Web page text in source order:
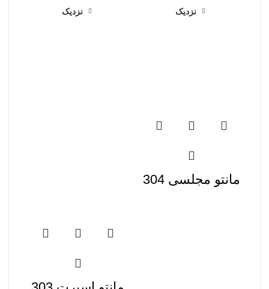
نزدیک
مانتو مجلسی 304
نزدیک